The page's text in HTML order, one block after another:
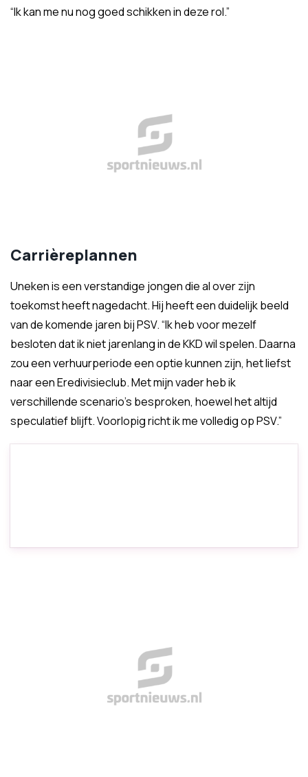
“Ik kan me nu nog goed schikken in deze rol.”
Carrièreplannen
Uneken is een verstandige jongen die al over zijn
toekomst heeft nagedacht. Hij heeft een duidelijk beeld
van de komende jaren bij PSV. “Ik heb voor mezelf
besloten dat ik niet jarenlang in de KKD wil spelen. Daarna
zou een verhuurperiode een optie kunnen zijn, het liefst
naar een Eredivisieclub. Met mijn vader heb ik
verschillende scenario's besproken, hoewel het altijd
speculatief blijft. Voorlopig richt ik me volledig op PSV.”